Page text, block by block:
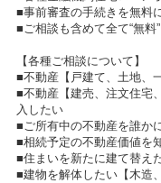
■事前審査の手続きを無料
■ご相談も含めて全て“無料
【各種ご相談について】
■不動産【戸建て、土地、
■不動産【建売、注文住宅
入したい
■ご所有中の不動産を誰か
■相続予定の不動産価値を
■住まいを新たに建て替え
■建物を解体したい【木造